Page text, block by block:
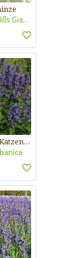
Nepeta 'Six Hills Giant'
Kubanische Katzenminze